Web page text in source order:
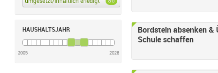
HAUSHALTSJAHR
2005 2026
Bordstein absenken
Schule schaffen